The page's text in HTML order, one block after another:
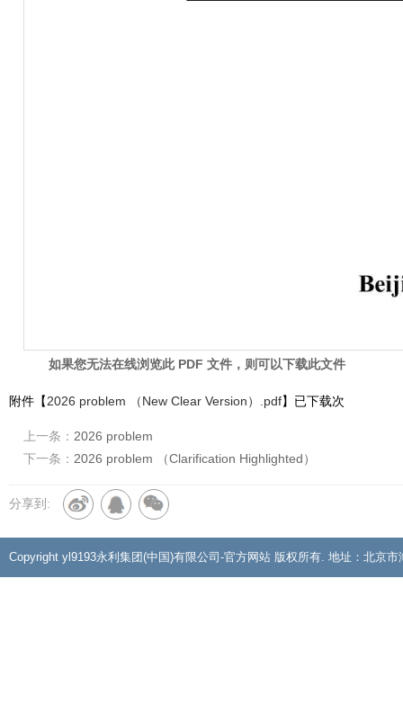
如果您无法在线浏览此 PDF 文件，则可以下载此文件
附件【2026 problem （New Clear Version）.pdf】已下载次
上一条： 2026 problem
下一条： ​2026 problem （Clarification Highlighted）
分享到:
Copyright yl9193永利集团(中国)有限公司-官方网站 版权所有. 地址：北